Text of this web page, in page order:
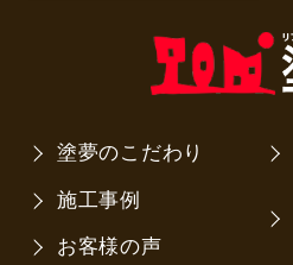
塗夢のこだわり
施工事例
お客様の声